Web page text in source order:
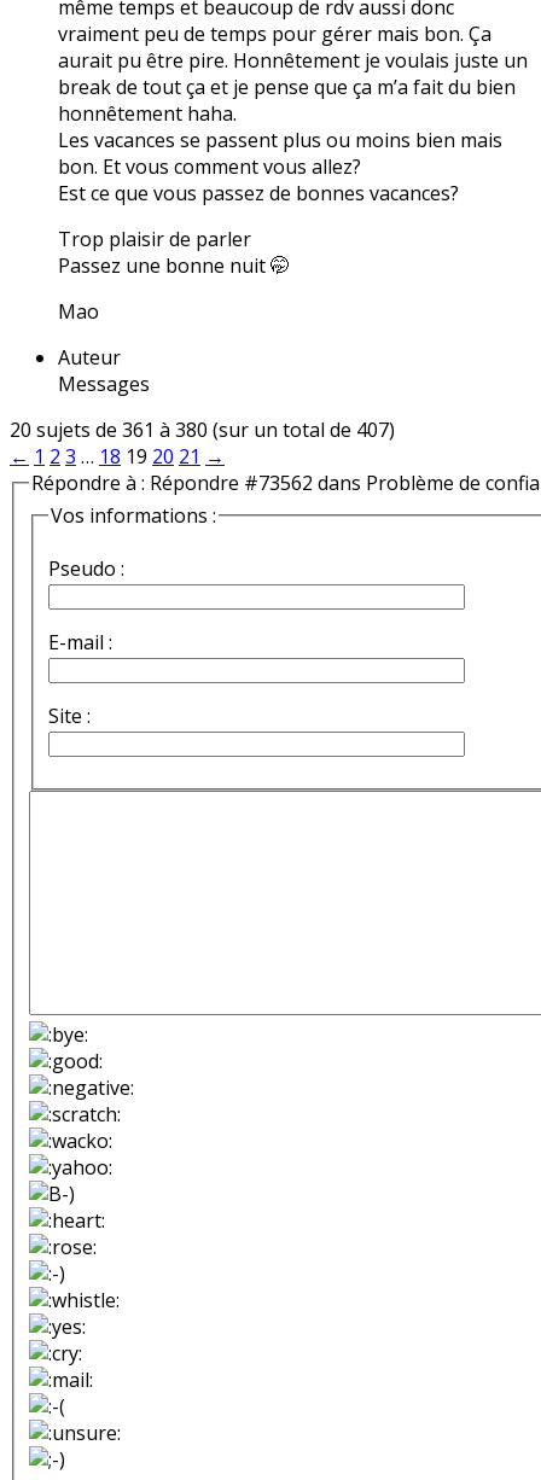
même temps et beaucoup de rdv aussi donc
vraiment peu de temps pour gérer mais bon. Ça
aurait pu être pire. Honnêtement je voulais juste un
break de tout ça et je pense que ça m’a fait du bien
honnêtement haha.
Les vacances se passent plus ou moins bien mais
bon. Et vous comment vous allez?
Est ce que vous passez de bonnes vacances?
Trop plaisir de parler
Passez une bonne nuit 🤭
Mao
Auteur
Messages
20 sujets de 361 à 380 (sur un total de 407)
← 1 2 3 … 18 19 20 21 →
Répondre à : Répondre #73562 dans Problème de
Vos informations :
Pseudo :
E-mail :
Site :